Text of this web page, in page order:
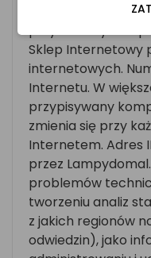
adresy IP
przydzielany
Sklep Internetowy
internetowych.
Internetu. W
przypisywany
zmienia się przy
Internetem. Adres
przez
problemów
tworzeniu analiz
z jakich regionów
odwiedzin), jako